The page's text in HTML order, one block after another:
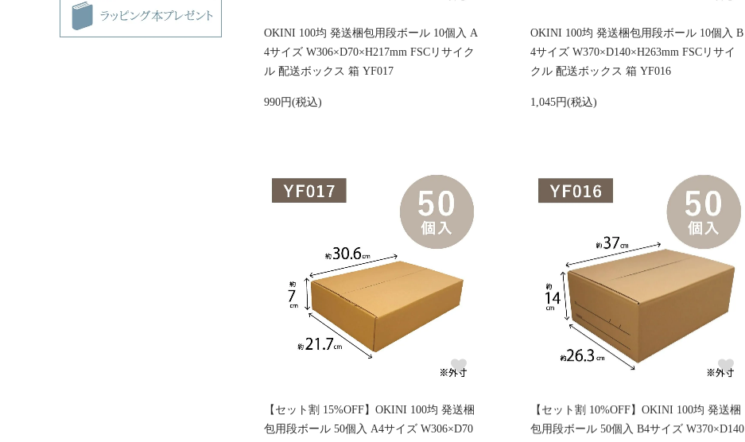
OKINI 100均 発送梱包用段ボール 10個入 A
4サイズ W306×D70×H217mm FSCリサイク
ル 配送ボックス 箱 YF017
990円(税込)
OKINI 100均 発送梱包用段ボール 10個入 B
4サイズ W370×D140×H263mm FSCリサイ
クル 配送ボックス 箱 YF016
1,045円(税込)
【セット割 15%OFF】OKINI 100均 発送梱
包用段ボール 50個入 A4サイズ W306×D70
【セット割 10%OFF】OKINI 100均 発送梱
包用段ボール 50個入 B4サイズ W370×D140